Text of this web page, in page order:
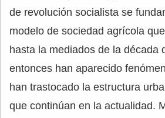
de revolución socialista se
modelo de sociedad agrícola
hasta la mediados de la década
entonces han aparecido
han trastocado la estructura
que continúan en la actualidad.